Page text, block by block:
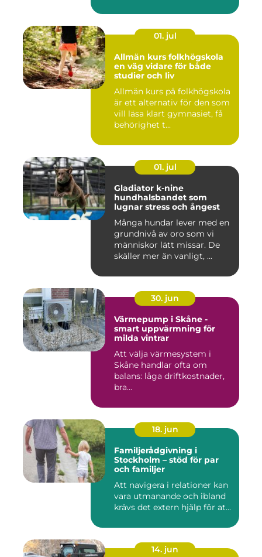
01. jul
Allmän kurs folkhögskola
en väg vidare för både
studier och liv
Allmän kurs på folkhögskola
är ett alternativ för den som
vill läsa klart gymnasiet, få
behörighet t...
01. jul
Gladiator k-nine
hundhalsbandet som
lugnar stress och ångest
Många hundar lever med en
grundnivå av oro som vi
människor lätt missar. De
skäller mer än vanligt, ...
30. jun
Värmepump i Skåne -
smart uppvärmning för
milda vintrar
Att välja värmesystem i
Skåne handlar ofta om
balans: låga driftkostnader,
bra...
18. jun
Familjerådgivning i
Stockholm – stöd för par
och familjer
Att navigera i relationer kan
vara utmanande och ibland
krävs det extern hjälp för at...
14. jun